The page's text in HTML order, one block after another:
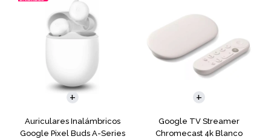
Auriculares Inalámbricos
Google Pixel Buds A-Series
Google TV Streamer
Chromecast 4k Blanco